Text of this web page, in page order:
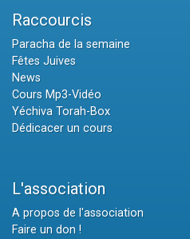
Raccourcis
Paracha de la semaine
Fêtes Juives
News
Cours Mp3-Vidéo
Yéchiva Torah-Box
Dédicacer un cours
L'association
A propos de l'association
Faire un don !